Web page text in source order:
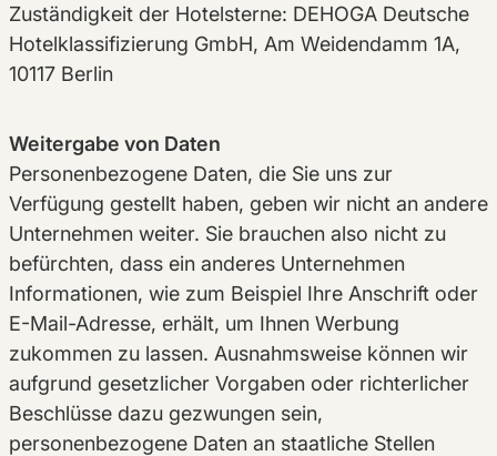
Zuständigkeit der Hotelsterne: DEHOGA Deutsche
Hotelklassifizierung GmbH, Am Weidendamm 1A,
10117 Berlin
Weitergabe von Daten
Personenbezogene Daten, die Sie uns zur
Verfügung gestellt haben, geben wir nicht an andere
Unternehmen weiter. Sie brauchen also nicht zu
befürchten, dass ein anderes Unternehmen
Informationen, wie zum Beispiel Ihre Anschrift oder
E-Mail-Adresse, erhält, um Ihnen Werbung
zukommen zu lassen. Ausnahmsweise können wir
aufgrund gesetzlicher Vorgaben oder richterlicher
Beschlüsse dazu gezwungen sein,
personenbezogene Daten an staatliche Stellen